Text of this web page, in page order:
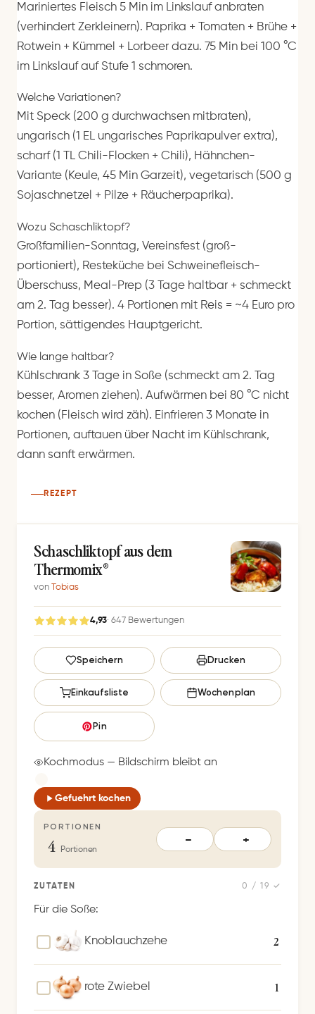
Mariniertes Fleisch 5 Min im Linkslauf anbraten
(verhindert Zerkleinern). Paprika + Tomaten + Brühe +
Rotwein + Kümmel + Lorbeer dazu. 75 Min bei 100 °C
im Linkslauf auf Stufe 1 schmoren.
Welche Variationen?
Mit Speck (200 g durchwachsen mitbraten),
ungarisch (1 EL ungarisches Paprikapulver extra),
scharf (1 TL Chili-Flocken + Chili), Hähnchen-
Variante (Keule, 45 Min Garzeit), vegetarisch (500 g
Sojaschnetzel + Pilze + Räucherpaprika).
Wozu Schaschliktopf?
Großfamilien-Sonntag, Vereinsfest (groß-
portioniert), Resteküche bei Schweinefleisch-
Überschuss, Meal-Prep (3 Tage haltbar + schmeckt
am 2. Tag besser). 4 Portionen mit Reis = ~4 Euro pro
Portion, sättigendes Hauptgericht.
Wie lange haltbar?
Kühlschrank 3 Tage in Soße (schmeckt am 2. Tag
besser, Aromen ziehen). Aufwärmen bei 80 °C nicht
kochen (Fleisch wird zäh). Einfrieren 3 Monate in
Portionen, auftauen über Nacht im Kühlschrank,
dann sanft erwärmen.
REZEPT
Schaschliktopf aus dem
Thermomix®
von Tobias
4,93· 647 Bewertungen
G
e
s
e
c
e
r
p
e
h
Speichern Drucken
Einkaufsliste Wochenplan
Pin
Kochmodus — Bildschirm bleibt an
Gefuehrt kochen
PORTIONEN
4 Portionen
− +
ZUTATEN 0 / 19 ✓
Für die Soße:
2
Knoblauchzehe
1
rote Zwiebel